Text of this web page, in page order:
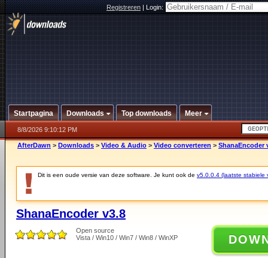
Registreren|Login:
Startpagina Downloads Top downloads Meer
8/8/2026 9:10:12 PM
AfterDawn > Downloads > Video & Audio > Video converteren > ShanaEncoder
Dit is een oude versie van deze software. Je kunt ook de v5.0.0.4 (laatste stabiele
ShanaEncoder v3.8
Open source
Vista / Win10 / Win7 / Win8 / WinXP